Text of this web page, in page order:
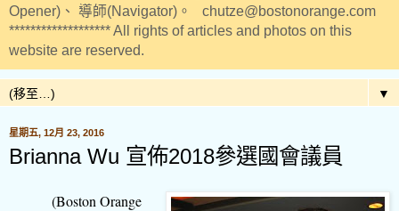
Opener)、 導師(Navigator)。 chutze@bostonorange.com
******************* All rights of articles and photos on this
website are reserved.
▼
星期五, 12月 23, 2016
Brianna Wu 宣佈2018參選國會議員
(Boston Orange